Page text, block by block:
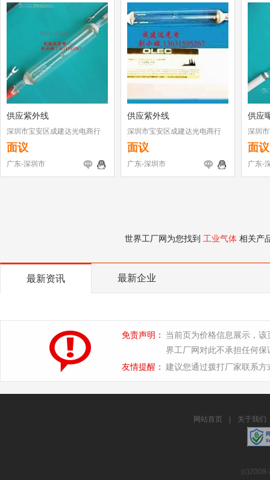
供应紫外线
深圳市宝安区成建达光电商行
面议
广东-深圳市
供应紫外线
深圳市宝安区成建达光电商行
面议
广东-深圳市
供应
深圳
面议
广东-
世界工厂网为您找到 工业气体 相关产
最新资讯 最新企业
免责声明：
当前页为价格信息展示，
界工厂网对此不承担任何保
友情提醒： 建议您通过拨打厂家联系
网站首页 关于我们